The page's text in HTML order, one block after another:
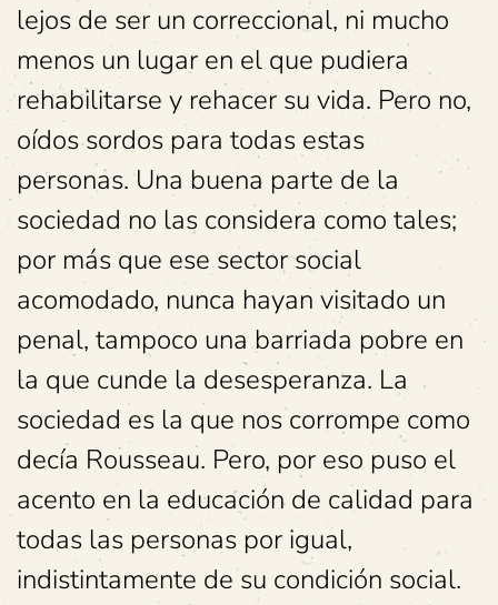
lejos de ser un correccional, ni mucho
menos un lugar en el que pudiera
rehabilitarse y rehacer su vida. Pero no,
oídos sordos para todas estas
personas. Una buena parte de la
sociedad no las considera como tales;
por más que ese sector social
acomodado, nunca hayan visitado un
penal, tampoco una barriada pobre en
la que cunde la desesperanza. La
sociedad es la que nos corrompe como
decía Rousseau. Pero, por eso puso el
acento en la educación de calidad para
todas las personas por igual,
indistintamente de su condición social.